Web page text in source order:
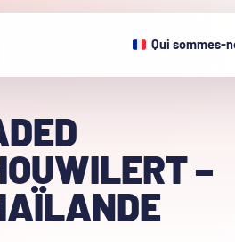
Qui sommes-
–